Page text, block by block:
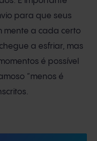
para que seus
mente a cada certo
a esfriar, mas
é possível
“menos é